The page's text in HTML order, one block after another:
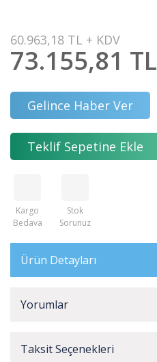
60.963,18 TL + KDV
73.155,81 TL
Gelince Haber Ver
Teklif Sepetine Ekle
Kargo
Bedava
Stok
Sorunuz
Ürün Detayları
Yorumlar
Taksit Seçenekleri